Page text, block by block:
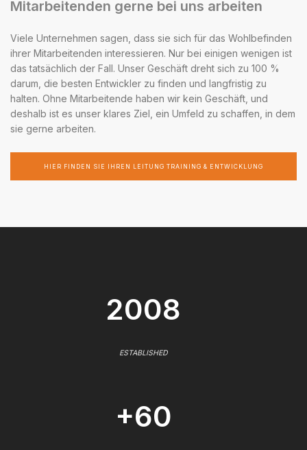
Mitarbeitenden gerne bei uns arbeiten
Viele Unternehmen sagen, dass sie sich für das Wohlbefinden
ihrer Mitarbeitenden interessieren. Nur bei einigen wenigen ist
das tatsächlich der Fall. Unser Geschäft dreht sich zu 100 %
darum, die besten Entwickler zu finden und langfristig zu
halten. Ohne Mitarbeitende haben wir kein Geschäft, und
deshalb ist es unser klares Ziel, ein Umfeld zu schaffen, in dem
sie gerne arbeiten.
HIER FINDEN SIE IHREN LEITUNG TRAINING & ENTWICKLUNG
2008
ESTABLISHED
+60